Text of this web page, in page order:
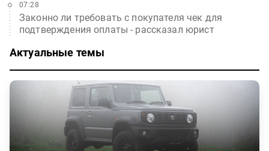
Законно ли требовать с покупателя чек для
подтверждения оплаты - рассказал юрист
07:28
Актуальные темы